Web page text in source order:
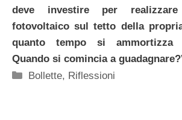
deve investire per
fotovoltaico sul tetto della
quanto tempo si ammortizza
Quando si comincia a guadagnare?
Categorie
Bollette, Riflessioni